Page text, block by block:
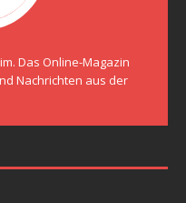
Das Online-Magazin
Nachrichten aus der